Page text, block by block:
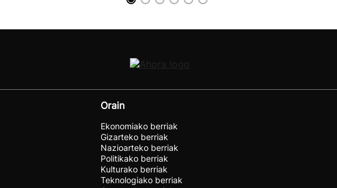
Orain
Ekonomiako berriak
Gizarteko berriak
Nazioarteko berriak
Politikako berriak
Kulturako berriak
Teknologiako berriak